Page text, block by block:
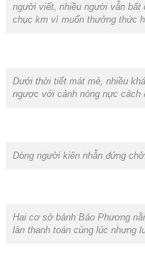
người viết, nhiều người vẫn bất
chục km vì muốn thưởng thức
Dưới thời tiết mát mẻ, nhiều
ngược với cảnh nóng nực cách
Dòng người kiên nhẫn đứng chờ.
Hai cơ sở bánh Bảo Phương
làn thanh toán cùng lúc nhưng